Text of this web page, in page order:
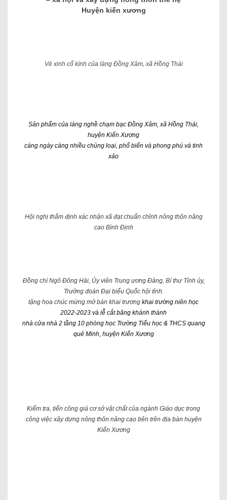
Huyện kiến ​​xương
Vẻ xinh cổ kính của làng Đồng Xâm, xã Hồng Thái
Sản phẩm của làng nghề chạm bạc Đồng Xâm, xã Hồng Thái,
huyện Kiến Xương
càng ngày càng nhiều chủng loại, phổ biến và phong phú và tinh
xảo
Hội nghị thẩm định xác nhận xã đạt chuẩn chỉnh nông thôn nâng
cao Bình Định
Đồng chí Ngô Đông Hải, Ủy viên Trung ương Đảng, Bí thư Tỉnh ủy,
Trưởng đoàn Đại biểu Quốc hội tỉnh.
tặng hoa chúc mừng mở bán khai trương khai trường niên học
2022-2023 và lễ cắt băng khánh thành
nhà cửa nhà 2 tầng 10 phòng học Trường Tiểu học & THCS quang
quẻ Minh, huyện Kiến Xương
Kiểm tra, tiến công giá cơ sở vật chất của ngành Giáo dục trong
công việc xây dựng nông thôn nâng cao bên trên địa bàn huyện
Kiến Xương